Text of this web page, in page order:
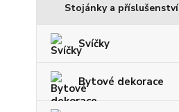
Stojánky a příslušenství
Svíčky
Bytové dekorace